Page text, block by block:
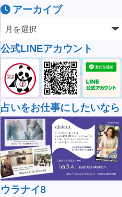
アーカイブ
公式LINEアカウント
占いをお仕事にしたいなら
ウラナイ8